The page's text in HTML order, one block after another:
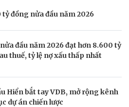
tỷ đồng nửa đầu năm 2026
đầu năm 2026 đạt hơn 8.600 tỷ
thuế, tỷ lệ nợ xấu thấp nhất
Hiển bắt tay VDB, mở rộng kênh
dự án chiến lược